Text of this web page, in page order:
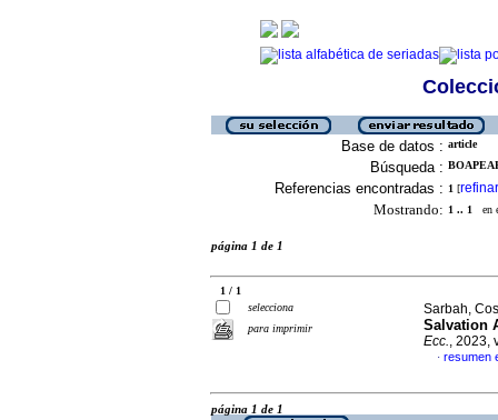
Base de datos : article
Búsqueda :
Referencias encontradas : 1 [refinar
Mostrando: 1 .. 1 en
página 1 de 1
1 / 1
selecciona
para imprimir
Sarbah,
Salvation
Ecc., 2023,
· resumen
página 1 de 1